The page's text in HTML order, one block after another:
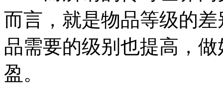
而言，就是物品等级的
品需要的级别也提高，
盈。